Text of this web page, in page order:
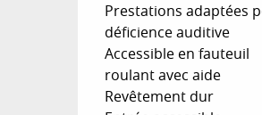
Prestations adaptées
déficience auditive
Accessible en fauteuil
roulant avec aide
Revêtement dur